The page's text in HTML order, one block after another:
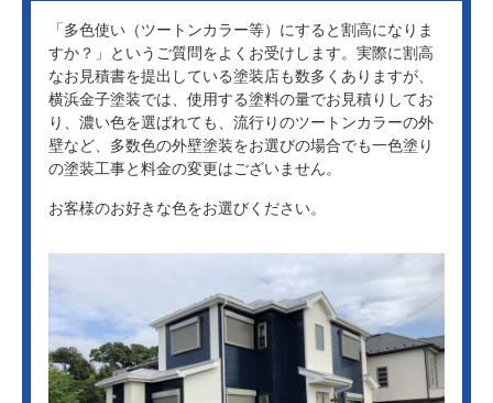
「多色使い（ツートンカラー等）にすると割高になりま
すか？」というご質問をよくお受けします。実際に割高
なお見積書を提出している塗装店も数多くありますが、
横浜金子塗装では、使用する塗料の量でお見積りしてお
り、濃い色を選ばれても、流行りのツートンカラーの外
壁など、多数色の外壁塗装をお選びの場合でも一色塗り
の塗装工事と料金の変更はございません。
お客様のお好きな色をお選びください。